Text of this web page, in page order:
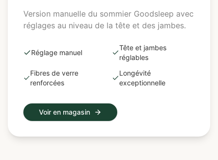
Version manuelle du sommier Goodsleep avec
réglages au niveau de la tête et des jambes.
Réglage manuel
Tête et jambes
réglables
Fibres de verre
renforcées
Longévité
exceptionnelle
Voir en magasin